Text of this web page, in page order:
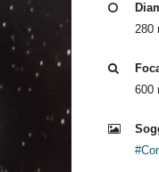
280
600